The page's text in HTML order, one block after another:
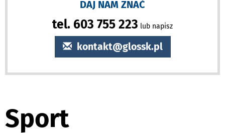
DAJ NAM ZNAĆ
tel. 603 755 223 lub napisz
kontakt@glossk.pl
Sport